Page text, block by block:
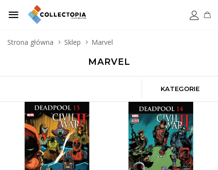
Strona główna Sklep Marvel
MARVEL
KATEGORIE